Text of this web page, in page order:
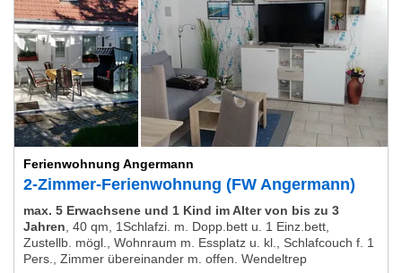
Ferienwohnung Angermann
2-Zimmer-Ferienwohnung (FW Angermann)
max. 5 Erwachsene und 1 Kind im Alter von bis zu 3
Jahren 40 qm, 1Schlafzi. m. Dopp.bett u. 1 Einz.bett,
Zustellb. mögl., Wohnraum m. Essplatz u. kl., Schlafcouch f. 1
Pers., Zimmer übereinander m. offen. Wendeltrep